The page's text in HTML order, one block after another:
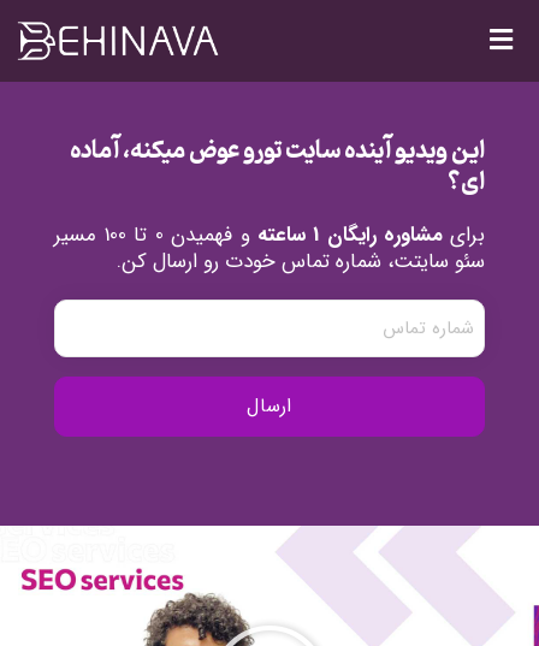
این ویدیو آینده سایت تورو عوض میکنه، آماده
ای؟
برایمشاوره رایگان 1 ساعته
و فهمیدن 0 تا 100 مسیر
سئو سایتت، شماره تماس خودت رو ارسال کن.
شماره
تماس
(ضروری)